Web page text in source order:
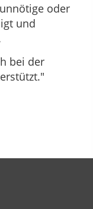
oder
und
bei der